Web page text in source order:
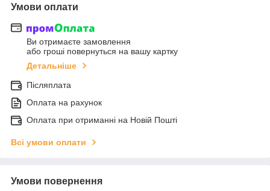
Умови оплати
Ви отримаєте замовлення
або гроші повернуться на вашу картку
Детальніше
Післяплата
Оплата на рахунок
Оплата при отриманні на Новій Пошті
Всі умови оплати
Умови повернення